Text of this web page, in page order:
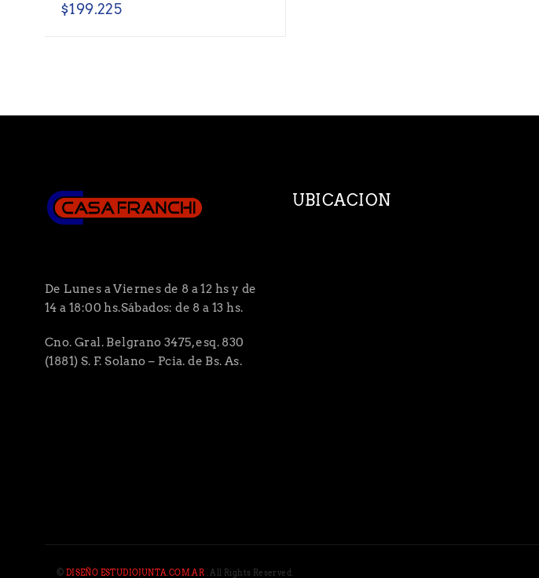
$199.225
De Lunes a Viernes de 8 a 12 hs y de
14 a 18:00 hs.Sábados: de 8 a 13 hs.
Cno. Gral. Belgrano 3475, esq. 830
(1881) S. F. Solano – Pcia. de Bs. As.
UBICACION
© DISEÑO ESTUDIOJUNTA.COM.AR . All Rights Reserved.